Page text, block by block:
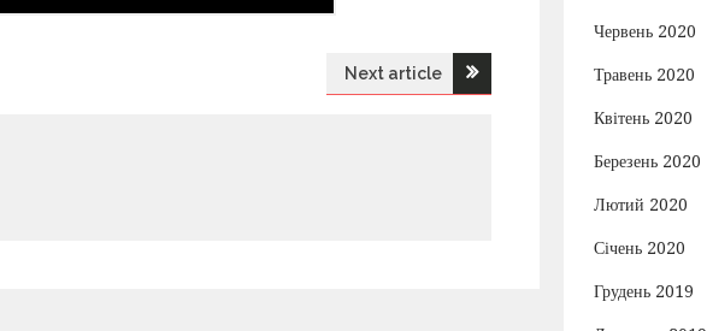
Next article
Червень 2020
Травень 2020
Квітень 2020
Березень 2020
Лютий 2020
Січень 2020
Грудень 2019